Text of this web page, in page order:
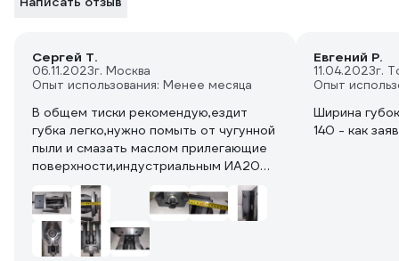
Сергей Т.
06.11.2023г. Москва
Опыт использования: Менее месяца
В общем тиски рекомендую,ездит
губка легко,нужно помыть от чугунной
пыли и смазать маслом прилегающие
поверхности,индустриальным ИА20
или моторным остатков если есть
машина его много.Винт лучше
шлифануть бумагой зернистость
1000.
Евгений Р.
11.04.2023г.
Опыт
Ширина
140 - как